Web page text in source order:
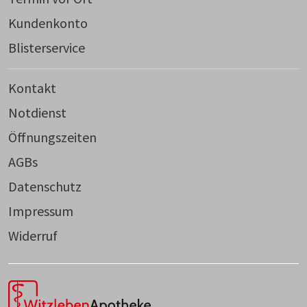
Kundenkonto
Blisterservice
Kontakt
Notdienst
Öffnungszeiten
AGBs
Datenschutz
Impressum
Widerruf